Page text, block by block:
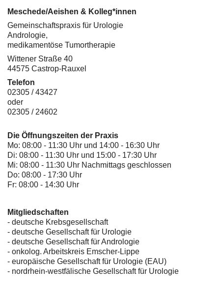
Meschede/Aeishen & Kolleg*innen
Gemeinschaftspraxis für Urologie
Andrologie,
medikamentöse Tumortherapie
Wittener Straße 40
44575 Castrop-Rauxel
Telefon
02305 / 43427
oder
02305 / 24602
Die Öffnungszeiten der Praxis
Mo: 08:00 - 11:30 Uhr und 14:00 - 16:30 Uhr
Di: 08:00 - 11:30 Uhr und 15:00 - 17:30 Uhr
Mi: 08:00 - 11:30 Uhr Nachmittags geschlossen
Do: 08:00 - 17:30 Uhr
Fr: 08:00 - 14:30 Uhr
Mitgliedschaften
- deutsche Krebsgesellschaft
- deutsche Gesellschaft für Urologie
- deutsche Gesellschaft für Andrologie
- onkolog. Arbeitskreis Emscher-Lippe
- europäische Gesellschaft für Urologie (EAU)
- nordrhein-westfälische Gesellschaft für Urologie